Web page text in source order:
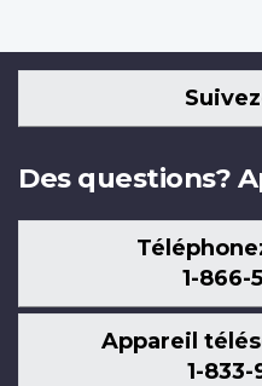
Des questions?
1-866-
Appareil
1-833-